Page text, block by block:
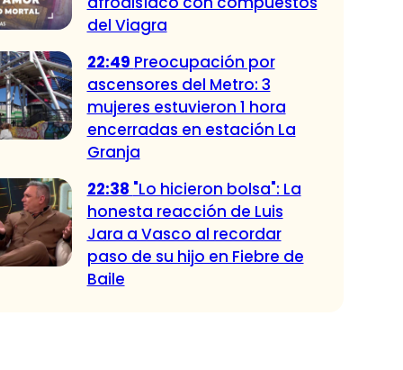
del Viagra
22:49 Preocupación por
ascensores del Metro: 3
mujeres estuvieron 1 hora
encerradas en estación La
Granja
22:38 "Lo hicieron bolsa": La
honesta reacción de Luis
Jara a Vasco al recordar
paso de su hijo en Fiebre de
Baile